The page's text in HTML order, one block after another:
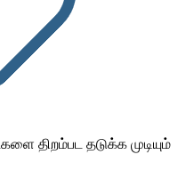
திறம்பட தடுக்க முடியும்